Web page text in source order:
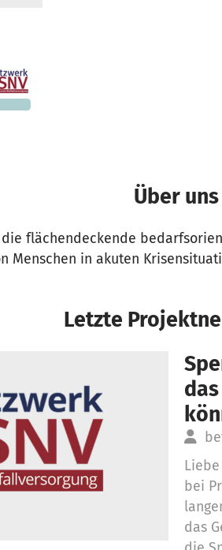
€
noch
Über uns
die flächendeckende
Menschen in akuten
Letzte
bei
das